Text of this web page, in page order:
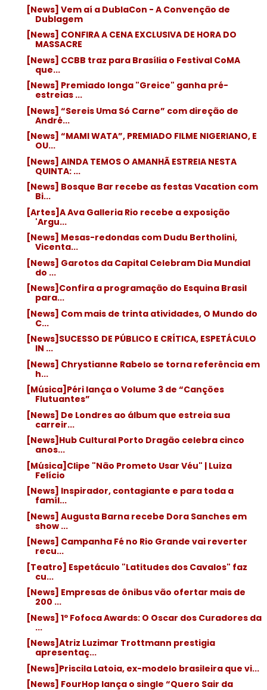
[News] Vem aí a DublaCon - A Convenção de
Dublagem
[News] CONFIRA A CENA EXCLUSIVA DE HORA DO
MASSACRE
[News] CCBB traz para Brasília o Festival CoMA
que...
[News] Premiado longa "Greice" ganha pré-
estreias ...
[News] “Sereis Uma Só Carne” com direção de
André...
[News] “MAMI WATA”, PREMIADO FILME NIGERIANO, E
OU...
[News] AINDA TEMOS O AMANHÃ ESTREIA NESTA
QUINTA: ...
[News] Bosque Bar recebe as festas Vacation com
Bi...
[Artes]A Ava Galleria Rio recebe a exposição
'Argu...
[News] Mesas-redondas com Dudu Bertholini,
Vicenta...
[News] Garotos da Capital Celebram Dia Mundial
do ...
[News]Confira a programação do Esquina Brasil
para...
[News] Com mais de trinta atividades, O Mundo do
C...
[News]SUCESSO DE PÚBLICO E CRÍTICA, ESPETÁCULO
IN ...
[News] Chrystianne Rabelo se torna referência em
h...
[Música]Péri lança o Volume 3 de “Canções
Flutuantes”
[News] De Londres ao álbum que estreia sua
carreir...
[News]Hub Cultural Porto Dragão celebra cinco
anos...
[Música]Clipe "Não Prometo Usar Véu" | Luiza
Felício
[News] Inspirador, contagiante e para toda a
famíl...
[News] Augusta Barna recebe Dora Sanches em
show ...
[News] Campanha Fé no Rio Grande vai reverter
recu...
[Teatro] Espetáculo "Latitudes dos Cavalos" faz
cu...
[News] Empresas de ônibus vão ofertar mais de
200 ...
[News] 1º Fofoca Awards: O Oscar dos Curadores da
...
[News]Atriz Luzimar Trottmann prestigia
apresentaç...
[News]Priscila Latoia, ex-modelo brasileira que vi...
[News] FourHop lança o single “Quero Sair da